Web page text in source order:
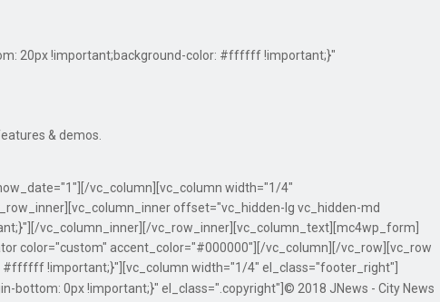
20px !important;background-color: #ffffff !important;}"
& demos.
vc_column][vc_column width="1/4"
offset="vc_hidden-lg vc_hidden-md
vc_column_inner][/vc_row_inner][vc_column_text][mc4wp_form]
color="custom" accent_color="#000000"][/vc_column][/vc_row][vc_row
!important;}"][vc_column width="1/4" el_class="footer_right"]
0px !important;}" el_class=".copyright"]© 2018 JNews - City News